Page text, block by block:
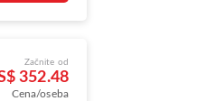
Začnite od
352.48
Cena/oseba